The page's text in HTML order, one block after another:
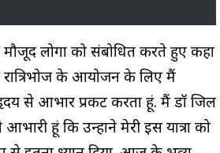
मौजूद लोगों को संबोधित करते हुए कहा
के आयोजन के लिए मैं
हृदय से आभार प्रकट करता हूं. मैं डॉ जिल
हूं कि उन्होंने मेरी इस यात्रा को